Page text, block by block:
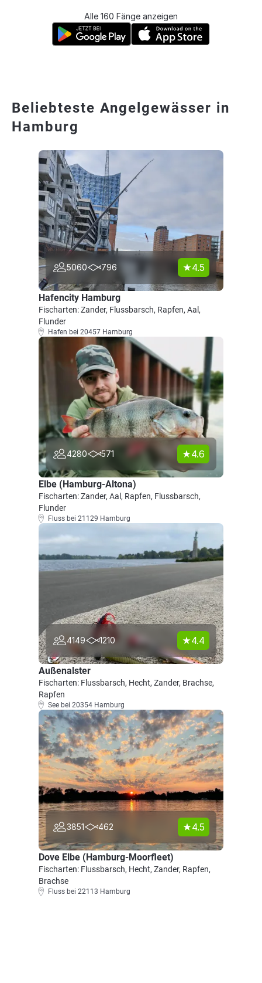
Alle 160 Fänge anzeigen
Beliebteste Angelgewässer in
Hamburg
5060 796 4.5
Hafencity Hamburg
Fischarten: Zander, Flussbarsch, Rapfen, Aal,
Flunder
Hafen bei 20457 Hamburg
4280 571 4.6
Elbe (Hamburg-Altona)
Fischarten: Zander, Aal, Rapfen, Flussbarsch,
Flunder
Fluss bei 21129 Hamburg
4149 1210 4.4
Außenalster
Fischarten: Flussbarsch, Hecht, Zander, Brachse,
Rapfen
See bei 20354 Hamburg
3851 462 4.5
Dove Elbe (Hamburg-Moorfleet)
Fischarten: Flussbarsch, Hecht, Zander, Rapfen,
Brachse
Fluss bei 22113 Hamburg